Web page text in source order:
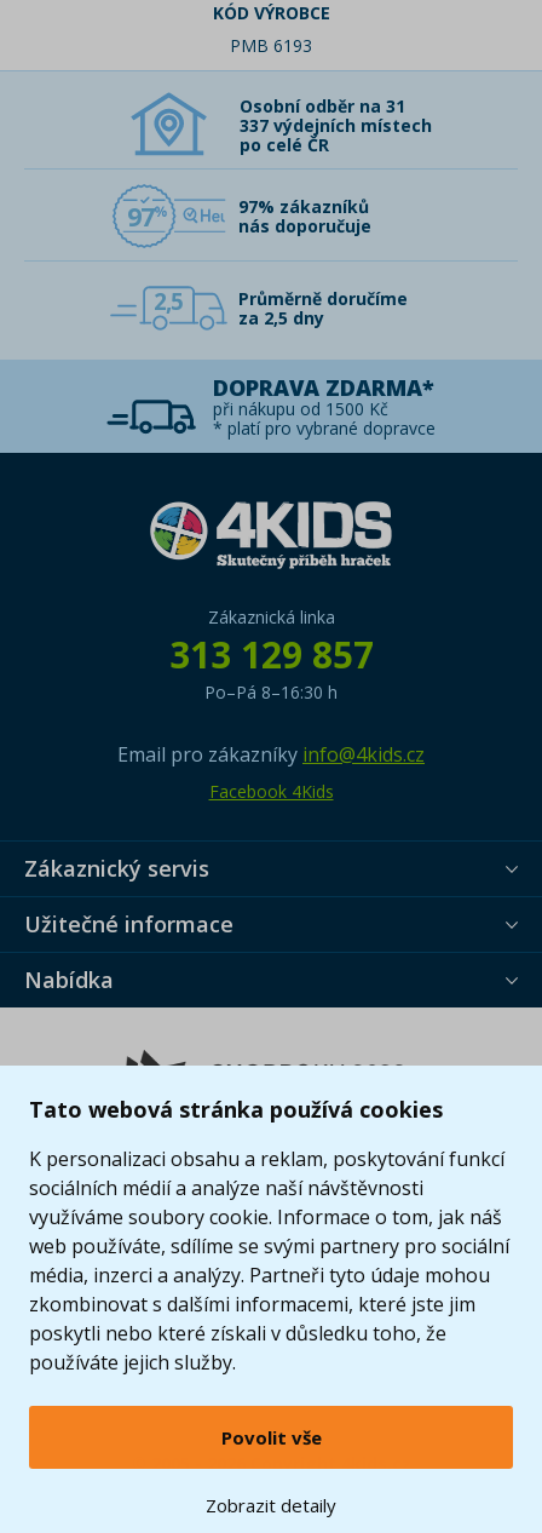
Tato webová stránka používá cookies
K personalizaci obsahu a reklam, poskytování funkcí
sociálních médií a analýze naší návštěvnosti
využíváme soubory cookie. Informace o tom, jak náš
web používáte, sdílíme se svými partnery pro sociální
média, inzerci a analýzy. Partneři tyto údaje mohou
zkombinovat s dalšími informacemi, které jste jim
poskytli nebo které získali v důsledku toho, že
používáte jejich služby.
Povolit vše
Zobrazit detaily
KÓD VÝROBCE
PMB 6193
Osobní odběr na 31
337 výdejních místech
po celé ČR
97
97% zákazníků
nás doporučuje
2,5
Průměrně doručíme
za 2,5 dny
DOPRAVA ZDARMA*
při nákupu od 1500 Kč
* platí pro vybrané dopravce
Zákaznická linka
313 129 857
Po–Pá 8–16:30 h
Email pro zákazníky info@4kids.cz
Facebook 4Kids
Zákaznický servis
Užitečné informace
Nabídka
© 2005 - 2026 Copyright 4kids.cz
LEGO, logo LEGO a minifigurka jsou ochrannými známkami společnosti LEGO Group. ©
2024 The LEGO Group.